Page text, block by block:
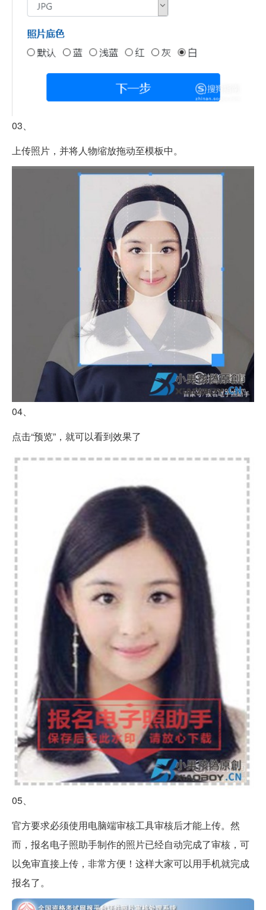
03、
上传照片，并将人物缩放拖动至模板中。
04、
点击“预览”，就可以看到效果了
05、
官方要求必须使用电脑端审核工具审核后才能上传。然
而，报名电子照助手制作的照片已经自动完成了审核，可
以免审直接上传，非常方便！这样大家可以用手机就完成
报名了。